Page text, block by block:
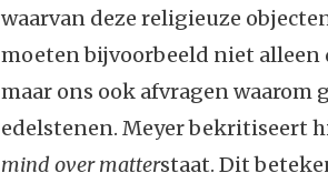
waarvan deze religieuze
moeten bijvoorbeeld niet alleen
maar ons ook afvragen
edelstenen. Meyer bekritiseert
mind over matterstaat. Dit